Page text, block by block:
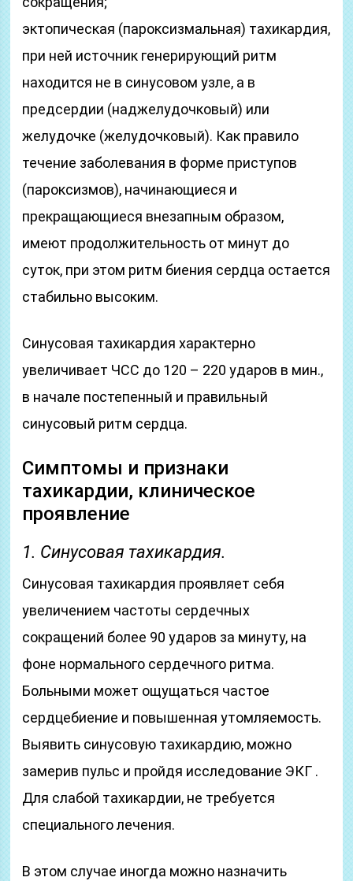
эктопическая (пароксизмальная) тахикардия,
при ней источник генерирующий ритм
находится не в синусовом узле, а в
предсердии (наджелудочковый) или
желудочке (желудочковый). Как правило
течение заболевания в форме приступов
(пароксизмов), начинающиеся и
прекращающиеся внезапным образом,
имеют продолжительность от минут до
суток, при этом ритм биения сердца остается
стабильно высоким.
Синусовая тахикардия характерно
увеличивает ЧСС до 120 – 220 ударов в мин.,
в начале постепенный и правильный
синусовый ритм сердца.
Симптомы и признаки
тахикардии, клиническое
проявление
1. Синусовая тахикардия.
Синусовая тахикардия проявляет себя
увеличением частоты сердечных
сокращений более 90 ударов за минуту, на
фоне нормального сердечного ритма.
Больными может ощущаться частое
сердцебиение и повышенная утомляемость.
Выявить синусовую тахикардию, можно
замерив пульс и пройдя исследование ЭКГ .
Для слабой тахикардии, не требуется
специального лечения.
В этом случае иногда можно назначить